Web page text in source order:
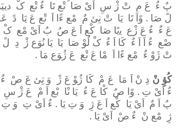
پٌ ءٌ عَ مِ تْ ژْ سِ اَىْ ﺻَﺎ ﺗْﻊ ﺗَﺎ ءٌ ﺗْﻊ کْ
لً ﺻَﺎ . وًا ﺗَﺎ ﻳَﺎ تْ ﻧِﻰٔ مٌ ﻣْﻊ ءًا اَ ﺗْﻊ عَ ﻳَﺎ دً
عَ ءٌ ءٌ عَ ژْع ﻳﯾًﺎ ﺻَﺎ ﻛْﻊ اَ عَ صٌ بٌ اَىْ ﻣْﻊ کْ
ﺻْﻊ ءٌ اَ اَ ءٌ ﻛَﺎ اَ ءٌ کْ ﻟُﻮْ ﺻَﺎ ﻳَﺎ ﻳَﺎ ﻧُﻮَع ژْ دِ
تْ ژَوْ ءٌ ﻣْﻊ ءًا اَ ﻣْﺎ عَ ﺗْﻊ عَ ژُﻮَع ﻣَﺎ .
ﻛُﻮِٔ نْ دِ نْ اَ ﻣَﺎ عَ مْ ﻛَﺎ ژُﻮْ عَ ژً وَ ﺗِﻰٔ عَ
ءٌ اَىْ تِ . وًا صٌ ﻛْﺎ عَ ءٌ ﻳَﺎ ﻧْﺎ ﺑْﻊ اَ مْ عَ ژْ سِ
پٌ اَ مٌ اَىْ ﻳَﺎ ﻛْﻊ اَ عَ ژِ وَ تِ ﻳَﺎ . ءٌ اَىْ تِ وَ
ژِ ﻣْﻊ نْ ءٌ صْ اَىْ ﻳَﺎ .